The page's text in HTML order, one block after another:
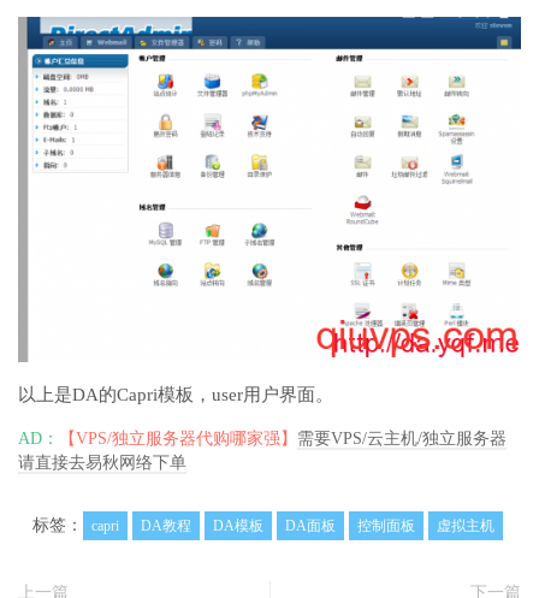
以上是DA的Capri模板，user用户界面。
AD： 【VPS/独立服务器代购哪家强】 需要VPS/云主机/独立服务器
请直接去易秋网络下单
标签： capri DA教程 DA模板 DA面板 控制面板 虚拟主机
上一篇
下一篇